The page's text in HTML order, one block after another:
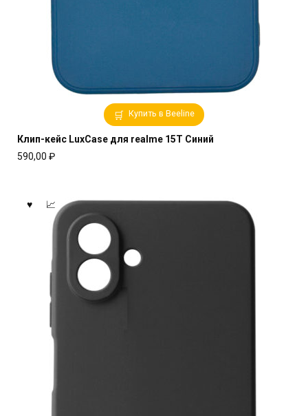
Купить в Beeline
Клип-кейс LuxCase для realme 15T Синий
590,00 ₽